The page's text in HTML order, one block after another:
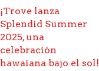
¡Trove lanza
Splendid Summer
2025, una
celebración
hawaiana bajo el sol!